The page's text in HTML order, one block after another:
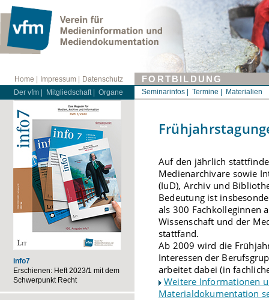
Home | Impressum |
Datenschutz
Der vfm |
Mitgliedschaft | Organe
FORTBILDUNG
Seminarinfos | Termine | Materialien
info7
Erschienen: Heft 2023/1 mit dem
Schwerpunkt Recht
Auf den jährlich
Medienarchivare sowie
(IuD), Archiv und
Bedeutung ist
als 300 Fachkolleginnen
Wissenschaft und der
stattfand.
Ab 2009 wird die
Interessen der
arbeitet dabei (in
Weitere Informationen
Materialdokumentation